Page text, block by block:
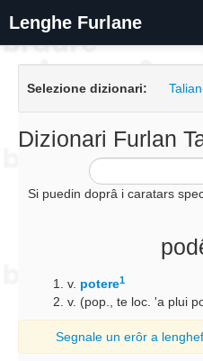
Lenghe Furlane
Formari
Coretôr Ortografic
Informazions
Selezione dizionari:
Dizionari Furlan
Si puedin doprâ i caratars
v. potere1
v. (pop., te loc. 'a plui
Segnale un erôr a